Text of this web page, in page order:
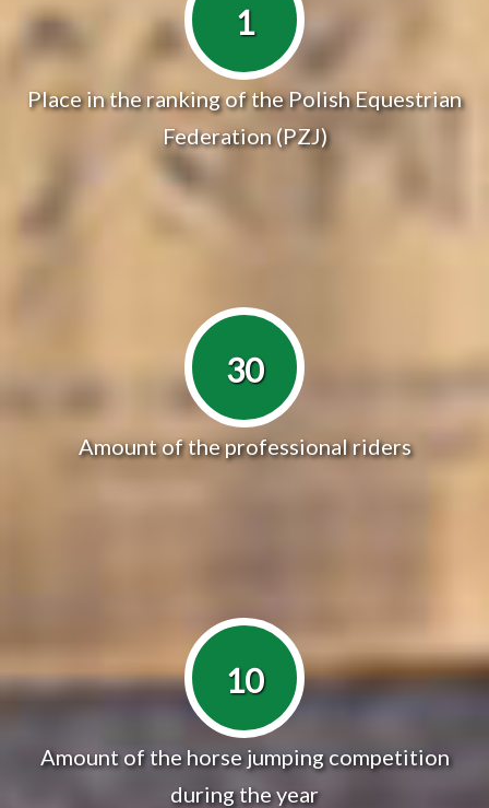
1
Place in the ranking of the Polish Equestrian
Federation (PZJ)
30
Amount of the professional riders
10
Amount of the horse jumping competition
during the year